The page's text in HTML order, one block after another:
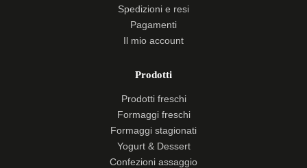
Spedizioni e resi
Pagamenti
Il mio account
Prodotti
Prodotti freschi
Formaggi freschi
Formaggi stagionati
Yogurt & Dessert
Confezioni assaggio